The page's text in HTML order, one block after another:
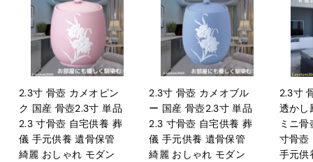
0
0
2.3寸 骨壺 カメオピン
ク 国産 骨壺2.3寸 単品
2.3 寸骨壺 自宅供養 葬
儀 手元供養 遺骨保管
綺麗 おしゃれ モダン
2.3寸 骨壺 カメオブル
ー 国産 骨壺2.3寸 単品
2.3 寸骨壺 自宅供養 葬
儀 手元供養 遺骨保管
綺麗 おしゃれ モダン
2.3寸
透かし
ミニ
寸骨壺
手元供